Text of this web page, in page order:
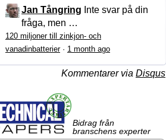
Jan Tångring Inte svar på din
fråga, men …
120 miljoner till zinkjon- och
vanadinbatterier· 1 month ago
Kommentarer via Disqus
Bidrag från
branschens experter